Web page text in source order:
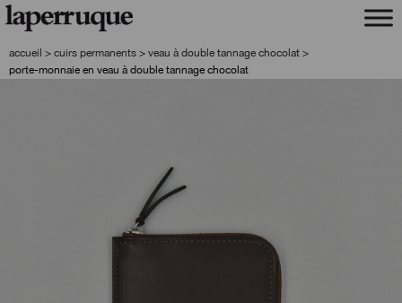
aller
navigation
aller
au
accueil > cuirs permanents > veau à double tannage chocolat >
porte-monnaie en veau à double tannage chocolat